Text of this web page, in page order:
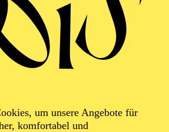
um unsere Angebote für
komfortabel und